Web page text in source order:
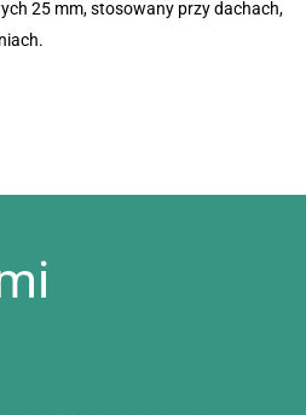
25 mm, stosowany przy dachach,